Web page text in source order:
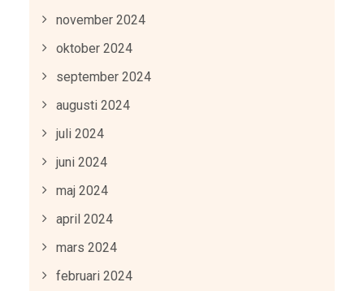
november 2024
oktober 2024
september 2024
augusti 2024
juli 2024
juni 2024
maj 2024
april 2024
mars 2024
februari 2024